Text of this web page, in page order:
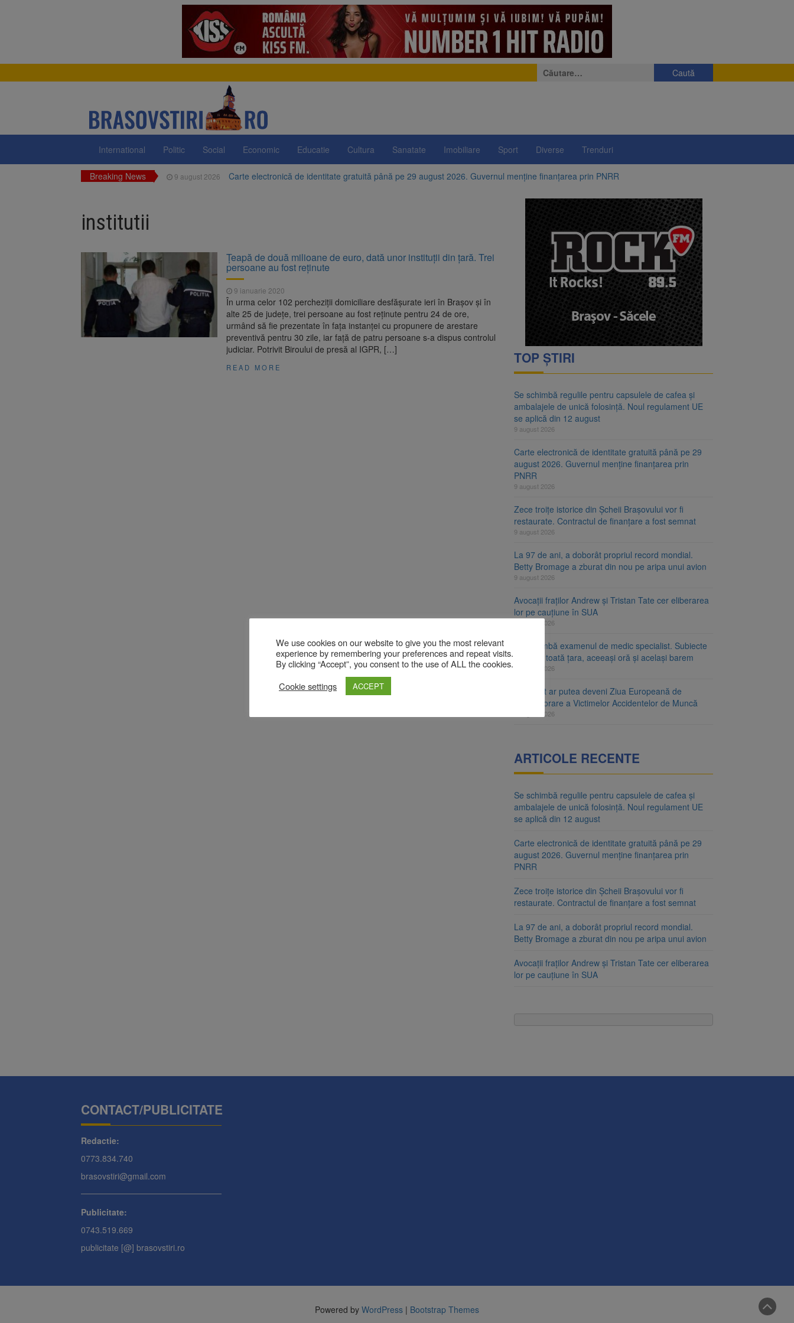
Caută
după:
International Politic Social Economic Educatie Cultura Sanatate Imobiliare Sport Diverse Trenduri
Breaking News 9 august 2026 Carte electronică de identitate gratuită până pe 29 august 2026. Guvernul menține finanțarea prin PNRR
Zece troițe istorice din Șcheii Brașovului vor fi restaurate. Contractul de finanțare a fost semnat
La 97 de ani, a doborât propriul record mondial. Betty Bromage a zburat din nou pe aripa unui avion
8 august 2026 Se schimbă examenul de medic specialist. Subiecte unice în toată țara, aceeași oră și același barem
9 august 2026
Se schimbă regulile pentru capsulele de cafea și ambalajele de unică folosință. Noul regulament UE se
aplică din 12 august
institutii
Țeapă de două milioane de euro, dată unor instituții din țară. Trei
persoane au fost reținute
9 ianuarie 2020
În urma celor 102 percheziţii domiciliare desfăşurate ieri în Brașov şi în
alte 25 de judeţe, trei persoane au fost reţinute pentru 24 de ore,
urmând să fie prezentate în faţa instanţei cu propunere de arestare
preventivă pentru 30 zile, iar faţă de patru persoane s-a dispus controlul
judiciar. Potrivit Biroului de presă al IGPR, […]
READ MORE
TOP ȘTIRI
Se schimbă regulile pentru capsulele de cafea și
ambalajele de unică folosință. Noul regulament UE
se aplică din 12 august
9 august 2026
Carte electronică de identitate gratuită până pe 29
august 2026. Guvernul menține finanțarea prin
PNRR
9 august 2026
Zece troițe istorice din Șcheii Brașovului vor fi
restaurate. Contractul de finanțare a fost semnat
9 august 2026
La 97 de ani, a doborât propriul record mondial.
Betty Bromage a zburat din nou pe aripa unui avion
9 august 2026
Avocații fraților Andrew și Tristan Tate cer eliberarea
lor pe cauțiune în SUA
9 august 2026
Se schimbă examenul de medic specialist. Subiecte
unice în toată țara, aceeași oră și același barem
8 august 2026
8 august ar putea deveni Ziua Europeană de
Comemorare a Victimelor Accidentelor de Muncă
8 august 2026
ARTICOLE RECENTE
Se schimbă regulile pentru capsulele de cafea și
ambalajele de unică folosință. Noul regulament UE
se aplică din 12 august
Carte electronică de identitate gratuită până pe 29
august 2026. Guvernul menține finanțarea prin
PNRR
Zece troițe istorice din Șcheii Brașovului vor fi
restaurate. Contractul de finanțare a fost semnat
La 97 de ani, a doborât propriul record mondial.
Betty Bromage a zburat din nou pe aripa unui avion
Avocații fraților Andrew și Tristan Tate cer eliberarea
lor pe cauțiune în SUA
CONTACT/PUBLICITATE
Redactie:
0773.834.740
brasovstiri@gmail.com
Publicitate:
0743.519.669
publicitate [@] brasovstiri.ro
Powered by WordPress | Bootstrap Themes
We use cookies on our website to give you the most relevant
experience by remembering your preferences and repeat visits.
By clicking “Accept”, you consent to the use of ALL the cookies.
Cookie settings
ACCEPT